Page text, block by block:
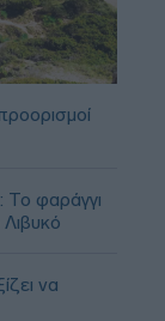
Το φαράγγι
να